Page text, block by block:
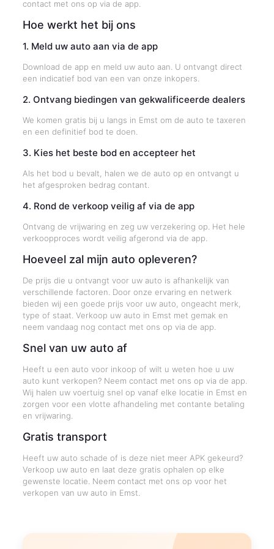
contact met ons op via de app.
Hoe werkt het bij ons
1. Meld uw auto aan via de app
Download de app en meld uw auto aan. U ontvangt direct
een indicatief bod van een van onze inkopers.
2. Ontvang biedingen van gekwalificeerde dealers
We komen gratis bij u langs in Emst om de auto te taxeren
en een definitief bod te doen.
3. Kies het beste bod en accepteer het
Als het bod u bevalt, halen we de auto op en ontvangt u
het afgesproken bedrag contant.
4. Rond de verkoop veilig af via de app
Ontvang de vrijwaring en zeg uw verzekering op. Het hele
verkoopproces wordt veilig afgerond via de app.
Hoeveel zal mijn auto opleveren?
De prijs die u ontvangt voor uw auto is afhankelijk van
verschillende factoren. Door onze ervaring en netwerk
bieden wij een goede prijs voor uw auto, ongeacht merk,
type of staat. Verkoop uw auto in Emst met gemak en
neem vandaag nog contact met ons op via de app.
Snel van uw auto af
Heeft u een auto voor inkoop of wilt u weten hoe u uw
auto kunt verkopen? Neem contact met ons op via de app.
Wij halen uw voertuig snel op vanaf elke locatie in Emst en
zorgen voor een vlotte afhandeling met contante betaling
en vrijwaring.
Gratis transport
Heeft uw auto schade of is deze niet meer APK gekeurd?
Verkoop uw auto en laat deze gratis ophalen op elke
gewenste locatie. Neem contact met ons op voor het
verkopen van uw auto in Emst.